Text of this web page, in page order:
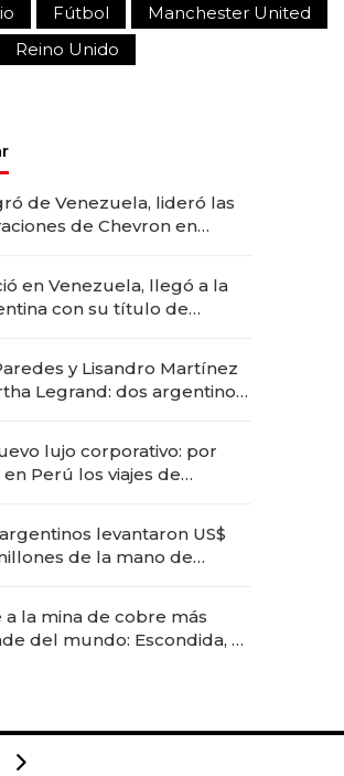
Fútbol
Manchester United
Reino Unido
de Venezuela, lideró las
de Chevron en
en Venezuela, llegó a la
con su título de
"fast premium"
y Lisandro Martínez
Legrand: dos argentinos
lujo corporativo: por
Perú los viajes de
convertirse en experiencias
levantaron US$
de la mano de
a la mina de cobre más
del mundo: Escondida, el